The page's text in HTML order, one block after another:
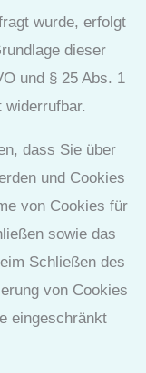
wurde, erfolgt
dieser
und § 25 Abs. 1
dass Sie über
und Cookies
von Cookies für
sowie das
Schließen des
von Cookies
eingeschränkt